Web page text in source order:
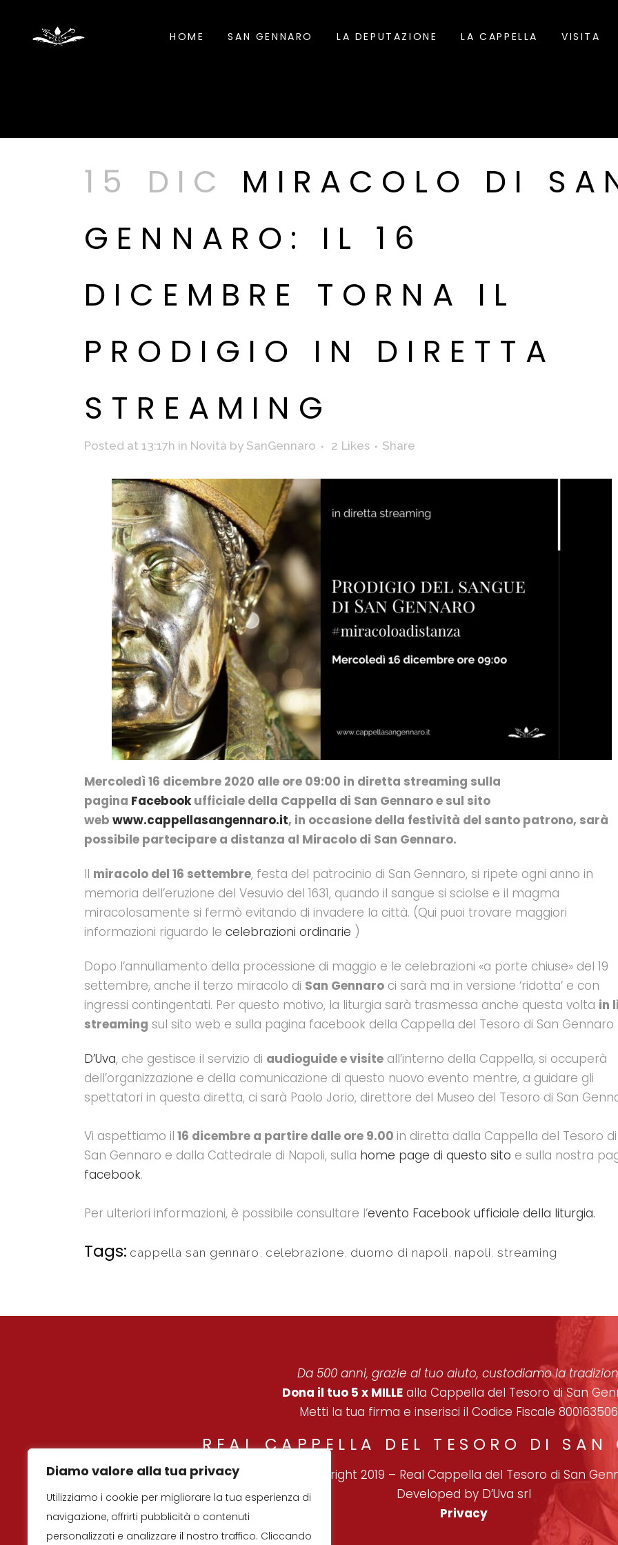
Diamo valore alla tua privacy
Utilizziamo i cookie per migliorare la tua esperienza di
navigazione, offrirti pubblicità o contenuti
personalizzati e analizzare il nostro traffico. Cliccando
HOME SAN GENNARO LA DEPUTAZIONE LA CAPPELLA VISITA
15 DIC
MIRACOLO DI
GENNARO: IL 16
DICEMBRE TORNA IL
PRODIGIO IN DIRETTA
STREAMING
Posted at 13:17h in Novità by SanGennaro 2 Likes Share
Mercoledì 16 dicembre 2020 alle ore 09:00 in diretta streaming sulla
pagina Facebookufficiale della Cappella di San Gennaro e sul sito
web www.cappellasangennaro.it, in occasione della festività del santo patrono, sarà
possibile partecipare a distanza al Miracolo di San Gennaro.
Il miracolo del 16 settembre, festa del patrocinio di San Gennaro, si ripete ogni anno in
memoria dell’eruzione del Vesuvio del 1631, quando il sangue si sciolse e il magma
miracolosamente si fermò evitando di invadere la città. (Qui puoi trovare maggiori
informazioni riguardo le celebrazioni ordinarie )
Dopo l’annullamento della processione di maggio e le celebrazioni «a porte chiuse» del 19
settembre, anche il terzo miracolo di San Gennaro ci sarà ma in versione ‘ridotta’ e con
ingressi contingentati. Per questo motivo, la liturgia sarà trasmessa anche questa volta in
streaming sul sito web e sulla pagina facebook della Cappella del Tesoro di San Gennaro
D’Uva, che gestisce il servizio di audioguide e visite all’interno della Cappella, si occuperà
dell’organizzazione e della comunicazione di questo nuovo evento mentre, a guidare gli
spettatori in questa diretta, ci sarà Paolo Jorio, direttore del Museo del Tesoro di San
Vi aspettiamo il 16 dicembre a partire dalle ore 9.00 in diretta dalla Cappella del Tesoro di
San Gennaro e dalla Cattedrale di Napoli, sulla home page di questo sito e sulla nostra
facebook.
Per ulteriori informazioni, è possibile consultare l’evento Facebook ufficiale della liturgia.
Tags: cappella san gennaro celebrazione duomo di napoli napoli streaming
Da 500 anni, grazie al tuo aiuto, custodiamo la
Dona il tuo 5 x MILLEalla Cappella del Tesoro di San
Metti la tua firma e inserisci il Codice Fiscale
REAL CAPPELLA DEL TESORO DI SAN
© Copyright 2019 – Real Cappella del Tesoro di San
Developed by D’Uva srl
Privacy